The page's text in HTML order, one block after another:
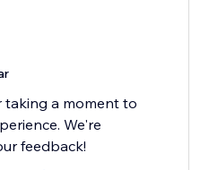
taking a moment to
We're
feedback!